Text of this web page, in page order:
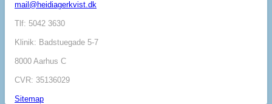
mail@heidiagerkvist.dk
Tlf: 5042 3630
Klinik: Badstuegade 5-7
8000 Aarhus C
CVR: 35136029
Sitemap